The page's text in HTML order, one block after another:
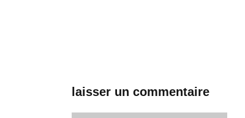
laisser un commentaire